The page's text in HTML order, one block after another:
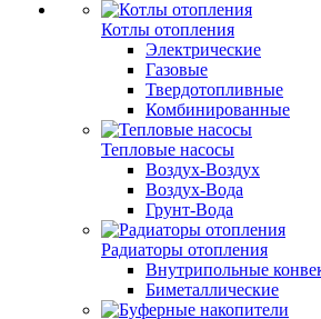
Котлы отопления
Электрические
Газовые
Твердотопливные
Комбинированные
Тепловые насосы
Воздух-Воздух
Воздух-Вода
Грунт-Вода
Радиаторы отопления
Внутрипольные
Биметаллические